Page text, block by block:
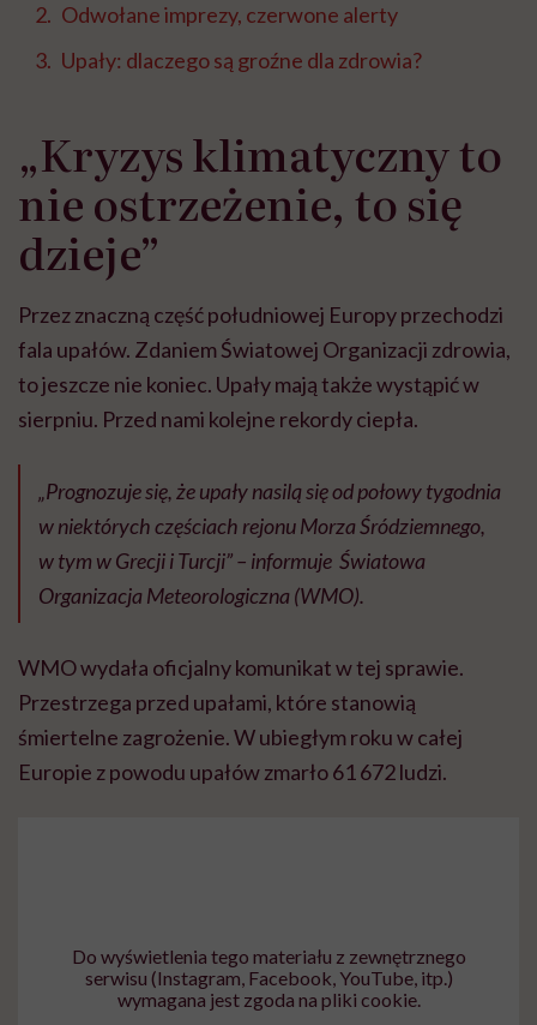
Odwołane imprezy, czerwone alerty
Upały: dlaczego są groźne dla zdrowia?
„Kryzys klimatyczny to
nie ostrzeżenie, to się
dzieje”
Przez znaczną część południowej Europy przechodzi
fala upałów. Zdaniem Światowej Organizacji zdrowia,
to jeszcze nie koniec. Upały mają także wystąpić w
sierpniu. Przed nami kolejne rekordy ciepła.
„Prognozuje się, że upały nasilą się od połowy tygodnia
w niektórych częściach rejonu Morza Śródziemnego,
w tym w Grecji i Turcji” – informuje Światowa
Organizacja Meteorologiczna (WMO).
WMO wydała oficjalny komunikat w tej sprawie.
Przestrzega przed upałami, które stanowią
śmiertelne zagrożenie. W ubiegłym roku w całej
Europie z powodu upałów zmarło 61 672 ludzi.
Do wyświetlenia tego materiału z zewnętrznego
serwisu (Instagram, Facebook, YouTube, itp.)
wymagana jest zgoda na pliki cookie.